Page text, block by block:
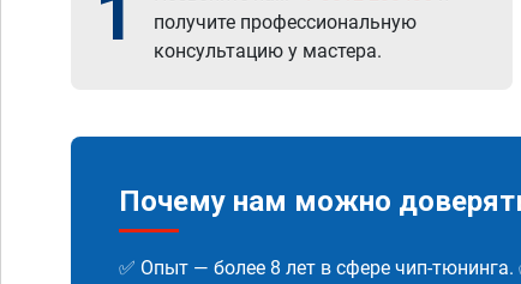
получите профессиональную
консультацию у мастера.
Почему нам можно
✅ Опыт — более 8 лет в сфере чип-